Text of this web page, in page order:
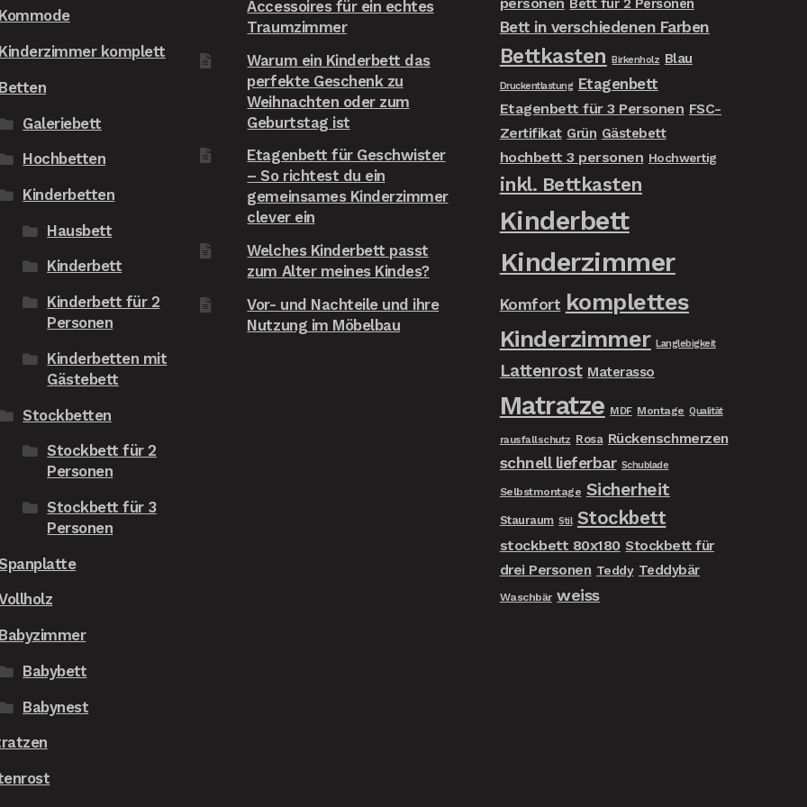
zu organisieren.FAZIT: Wir
sowohl das Bett als
den Shop unseren
weiterempfehlen!
Kommode
Kinderzimmer komplett
Betten
Galeriebett
Hochbetten
Kinderbetten
Hausbett
Kinderbett
Kinderbett für 2
Personen
Kinderbetten mit
Gästebett
Stockbetten
Stockbett für 2
Personen
Stockbett für 3
Personen
Babyzimmer
Babybett
Babynest
Accessoires für ein echtes
Traumzimmer
Warum ein Kinderbett das
perfekte Geschenk zu
Weihnachten oder zum
Geburtstag ist
Etagenbett für Geschwister
– So richtest du ein
gemeinsames Kinderzimmer
clever ein
Welches Kinderbett passt
zum Alter meines Kindes?
Vor- und Nachteile und ihre
Nutzung im Möbelbau
Bett für 2 Personen
Bett in verschiedenen Farben
Bettkasten Birkenholz Blau
Druckentlastung Etagenbett
Etagenbett für 3 Personen FSC-
Zertifikat Grün Gästebett
hochbett 3 personen Hochwertig
inkl. Bettkasten
Kinderbett
Kinderzimmer
Komfort komplettes
Kinderzimmer Langlebigkeit
Lattenrost Materasso
Matratze MDF Montage Qualität
rausfallschutz Rosa Rückenschmerzen
schnell lieferbar Schublade
Selbstmontage Sicherheit
Stauraum Stil Stockbett
stockbett 80x180 Stockbett für
drei Personen Teddy Teddybär
Waschbär weiss